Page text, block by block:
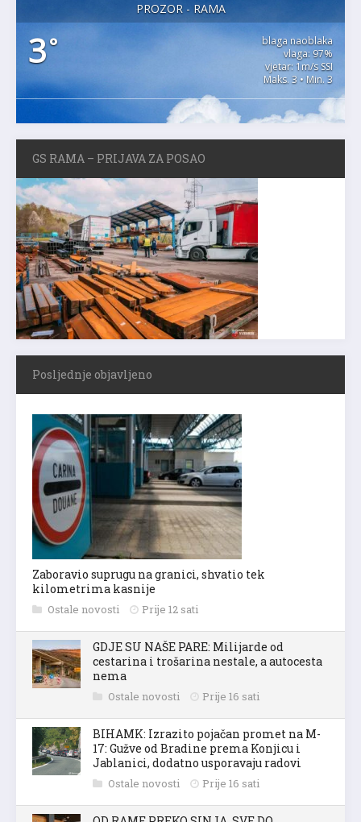
PROZOR - RAMA
3°
blaga naoblaka
vlaga: 97%
vjetar: 1m/s SSI
Maks. 3 • Min. 3
GS RAMA – PRIJAVA ZA POSAO
Posljednje objavljeno
Zaboravio suprugu na granici, shvatio tek
kilometrima kasnije
Ostale novosti Prije 12 sati
GDJE SU NAŠE PARE: Milijarde od
cestarina i trošarina nestale, a autocesta
nema
Ostale novosti Prije 16 sati
BIHAMK: Izrazito pojačan promet na M-
17: Gužve od Bradine prema Konjicu i
Jablanici, dodatno usporavaju radovi
Ostale novosti Prije 16 sati